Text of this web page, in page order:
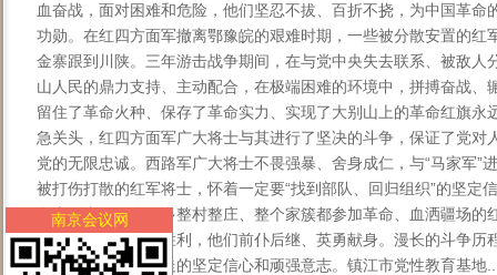
血奋战，面对困难和危险，他们坚忍不拔、百折不挠，为中国革
功勋。在红四方面军撤离鄂豫皖的艰难时期，一些被分散安置的红
金寨跟到川陕。三年游击战争期间，在与党中央失去联系、被敌人
山人民的鼎力支持、主动配合，在极端困难的环境中，拼搏奋战、
留住了革命火种、保存了革命实力、实现了大别山上的革命红旗永
急关头，红四方面军广大将士与其进行了坚决的斗争，保证了党对
党的无限忠诚。西路军广大将士不畏强暴、舍身成仁，与“马家军”
被打伤打散的红军将士，怀着一定要“找到部队、回归组织”的坚定
在大别山区，有很多整村整庄、整个家簇都参加革命、血洒疆场
红军，为了革命的胜利，他们前仆后继、英勇献身。漫长的斗争历
不屈不饶、永跟党走的坚定信心和顽强意志。镇江市党性教育基地
南京会议网